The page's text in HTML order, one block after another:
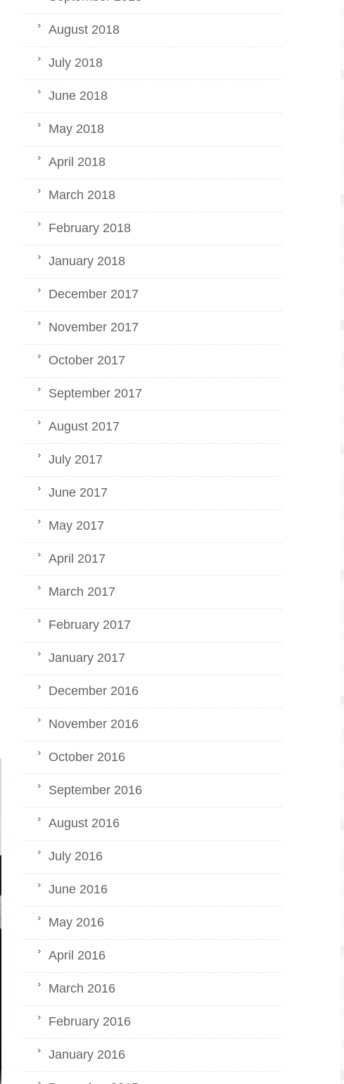
August 2018
July 2018
June 2018
May 2018
April 2018
March 2018
February 2018
January 2018
December 2017
November 2017
October 2017
September 2017
August 2017
July 2017
June 2017
May 2017
April 2017
March 2017
February 2017
January 2017
December 2016
November 2016
October 2016
September 2016
August 2016
July 2016
June 2016
May 2016
April 2016
March 2016
February 2016
January 2016